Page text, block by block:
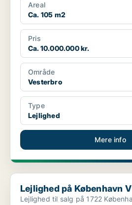
Areal
Ca. 105 m2
Pris
Ca. 10.000.000 kr.
Område
Vesterbro
Type
Lejlighed
Mere info
Lejlighed på København V
Lejlighed på København V